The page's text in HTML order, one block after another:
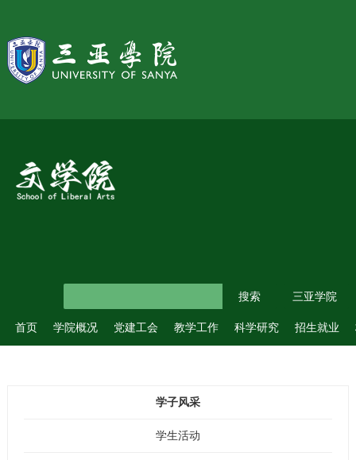
三亚学院
首页 学院概况 党建工会 教学工作 科学研究 招生就业
学子风采
学生活动